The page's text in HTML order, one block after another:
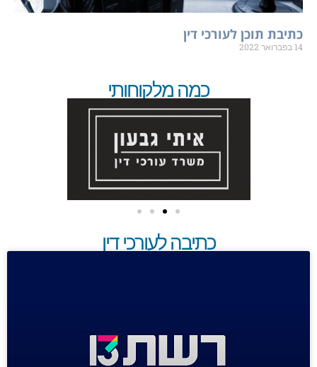
כתיבת תוכן לעורכי דין
14 בפברואר 2022
כמה מלקוחותי
כתיבה לעורכי דין